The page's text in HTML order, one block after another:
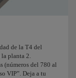
de la T4 del
planta 2.
(números del 780 al
VIP”. Deja a tu